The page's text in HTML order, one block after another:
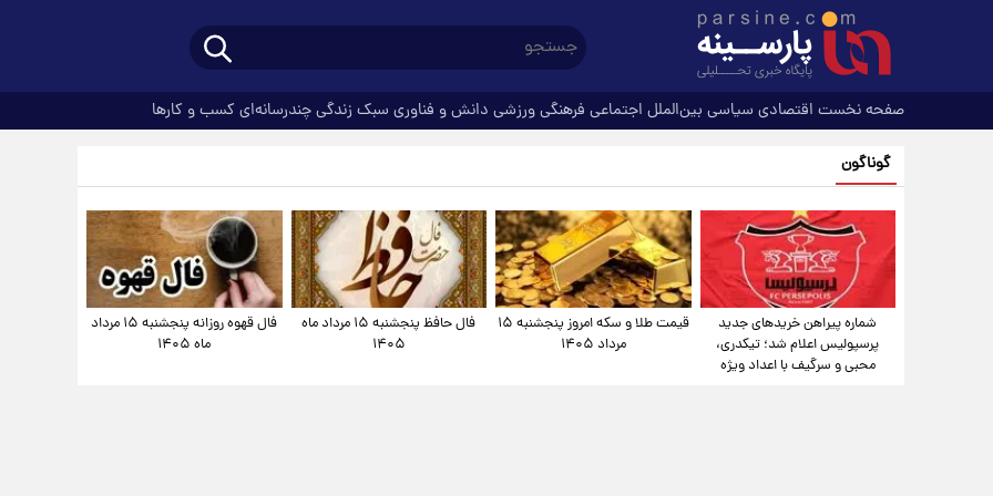
صفحه نخست اقتصادی سیاسی بین‌الملل اجتماعی فرهنگیورزشی دانش و فناوری سبک زندگیچندرسانه‌ای کسب و کارها
گوناگون
شماره پیراهن خریدهای جدید
پرسپولیس اعلام شد؛ تیکدری،
محبی و سرگیف با اعداد ویژه
قیمت طلا و سکه امروز پنجشنبه ۱۵
مرداد ۱۴۰۵
فال حافظ پنجشنبه ۱۵ مرداد ماه
۱۴۰۵
فال قهوه روزانه پنجشنبه ۱۵ مرداد
ماه ۱۴۰۵